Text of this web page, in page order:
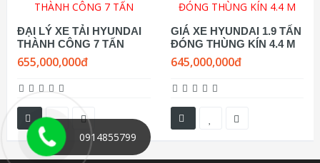
ĐẠI LÝ XE TẢI HYUNDAI
THÀNH CÔNG 7 TẤN
655,000,000đ
GIÁ XE HYUNDAI 1.9 TẤN
ĐÓNG THÙNG KÍN 4.4 M
645,000,000đ
0914855799